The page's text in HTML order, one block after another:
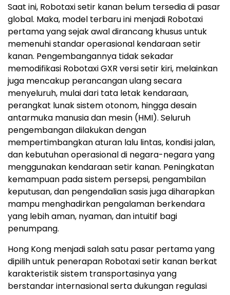
Saat ini, Robotaxi setir kanan belum tersedia di pasar
global. Maka, model terbaru ini menjadi Robotaxi
pertama yang sejak awal dirancang khusus untuk
memenuhi standar operasional kendaraan setir
kanan. Pengembangannya tidak sekadar
memodifikasi Robotaxi GXR versi setir kiri, melainkan
juga mencakup perancangan ulang secara
menyeluruh, mulai dari tata letak kendaraan,
perangkat lunak sistem otonom, hingga desain
antarmuka manusia dan mesin (HMI). Seluruh
pengembangan dilakukan dengan
mempertimbangkan aturan lalu lintas, kondisi jalan,
dan kebutuhan operasional di negara-negara yang
menggunakan kendaraan setir kanan. Peningkatan
kemampuan pada sistem persepsi, pengambilan
keputusan, dan pengendalian sasis juga diharapkan
mampu menghadirkan pengalaman berkendara
yang lebih aman, nyaman, dan intuitif bagi
penumpang.
Hong Kong menjadi salah satu pasar pertama yang
dipilih untuk penerapan Robotaxi setir kanan berkat
karakteristik sistem transportasinya yang
berstandar internasional serta dukungan regulasi